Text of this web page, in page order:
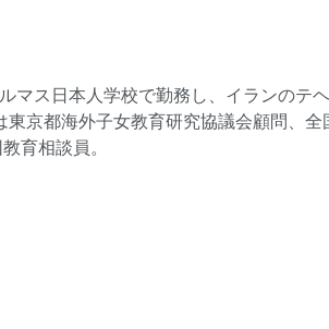
マス日本人学校で勤務し、イランのテヘ
京都海外子女教育研究協議会顧問、全
育相談員。